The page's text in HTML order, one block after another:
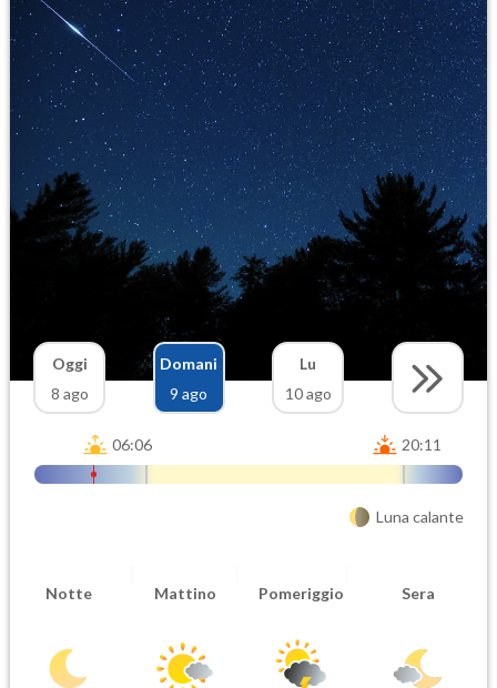
Oggi
8 ago
Domani
9 ago
Lu
10 ago
06:06 20:11
Luna calante
Notte Mattino Pomeriggio Sera